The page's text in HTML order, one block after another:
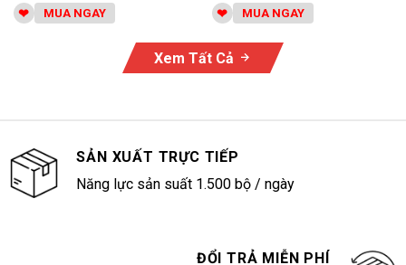
MUA NGAY MUA NGAY
Xem Tất Cả
SẢN XUẤT TRỰC TIẾP
Năng lực sản suất 1.500 bộ / ngày
ĐỔI TRẢ MIỄN PHÍ